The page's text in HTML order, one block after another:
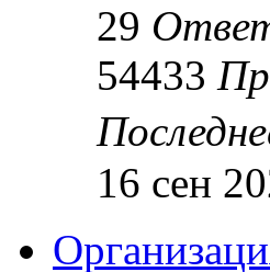
29
54433
16 сен